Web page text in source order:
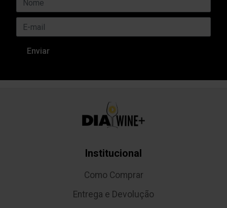
Institucional
Como Comprar
Entrega e Devolução